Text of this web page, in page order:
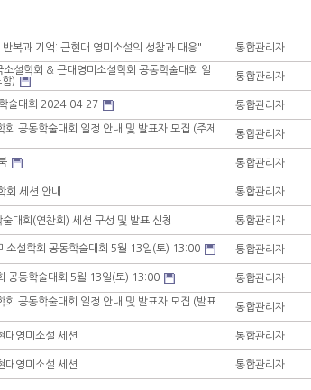
복과 기억: 근현대 영미소설의 성찰과 대응" 통합관리자
설학회 & 근대영미소설학회 공동학술대회 일
)
통합관리자
술대회 2024-04-27 통합관리자
공동학술대회 일정 안내 및 발표자 모집 (주제
통합관리자
통합관리자
회 세션 안내 통합관리자
대회(연찬회) 세션 구성 및 발표 신청 통합관리자
소설학회 공동학술대회 5월 13일(토) 13:00 통합관리자
공동학술대회 5월 13일(토) 13:00 통합관리자
회 공동학술대회 일정 안내 및 발표자 모집 (발표
통합관리자
대영미소설 세션 통합관리자
대영미소설 세션 통합관리자